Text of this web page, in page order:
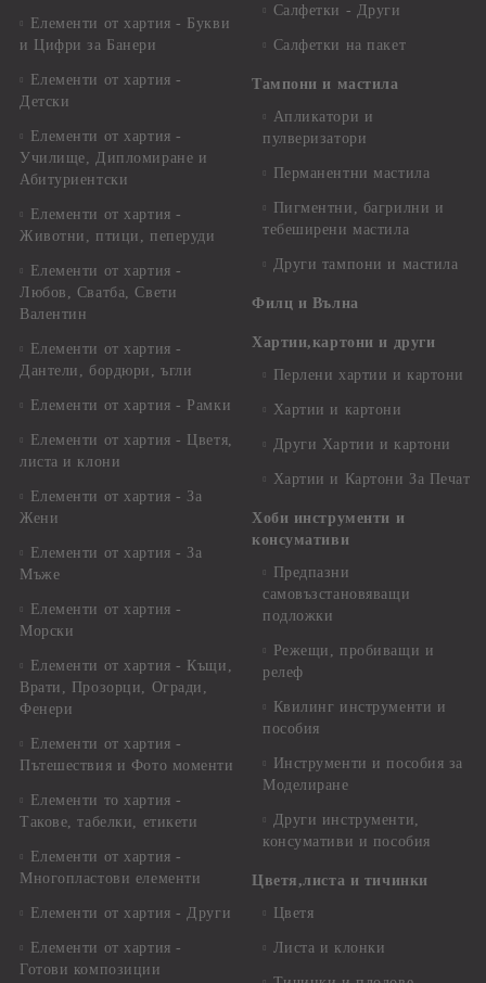
Елементи от хартия - Букви
и Цифри за Банери
Елементи от хартия -
Детски
Елементи от хартия -
Училище, Дипломиране и
Абитуриентски
Елементи от хартия -
Животни, птици, пеперуди
Елементи от хартия -
Любов, Сватба, Свети
Валентин
Елементи от хартия -
Дантели, бордюри, ъгли
Елементи от хартия - Рамки
Елементи от хартия - Цветя,
листа и клони
Елементи от хартия - За
Жени
Елементи от хартия - За
Мъже
Елементи от хартия -
Морски
Елементи от хартия - Къщи,
Врати, Прозорци, Огради,
Фенери
Елементи от хартия -
Пътешествия и Фото моменти
Елементи то хартия -
Такове, табелки, етикети
Елементи от хартия -
Многопластови елементи
Елементи от хартия - Други
Елементи от хартия -
Готови композиции
Салфетки - Други
Салфетки на пакет
Тампони и мастила
Апликатори и
пулверизатори
Перманентни мастила
Пигментни, багрилни и
тебеширени мастила
Други тампони и мастила
Филц и Вълна
Хартии,картони и други
Перлени хартии и картони
Хартии и картони
Други Хартии и картони
Хартии и Картони За Печат
Хоби инструменти и
консумативи
Предпазни
самовъзстановяващи
подложки
Режещи, пробиващи и
релеф
Квилинг инструменти и
пособия
Инструменти и пособия за
Моделиране
Други инструменти,
консумативи и пособия
Цветя,листа и тичинки
Цветя
Листа и клонки